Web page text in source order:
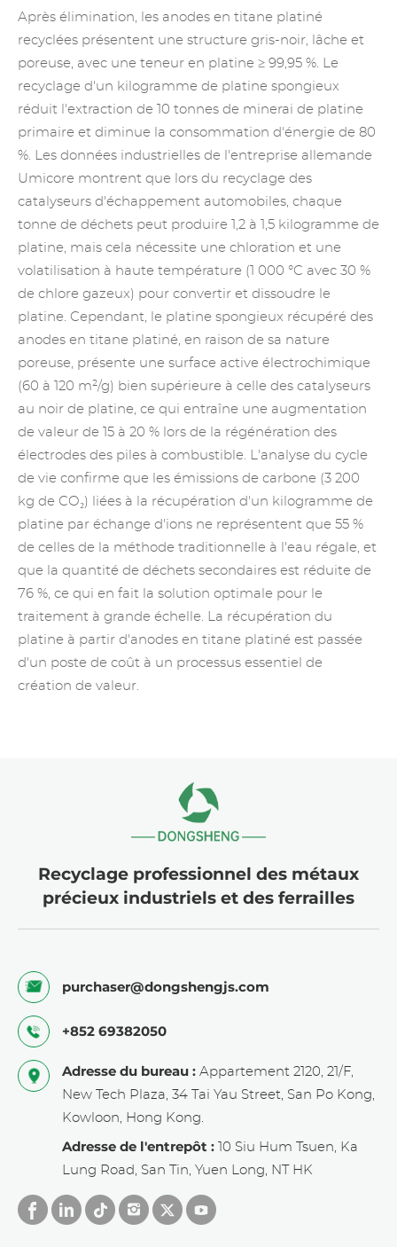
Après élimination, les anodes en titane platiné
recyclées présentent une structure gris-noir, lâche et
poreuse, avec une teneur en platine ≥ 99,95 %. Le
recyclage d'un kilogramme de platine spongieux
réduit l'extraction de 10 tonnes de minerai de platine
primaire et diminue la consommation d'énergie de 80
%. Les données industrielles de l'entreprise allemande
Umicore montrent que lors du recyclage des
catalyseurs d'échappement automobiles, chaque
tonne de déchets peut produire 1,2 à 1,5 kilogramme de
platine, mais cela nécessite une chloration et une
volatilisation à haute température (1 000 °C avec 30 %
de chlore gazeux) pour convertir et dissoudre le
platine. Cependant, le platine spongieux récupéré des
anodes en titane platiné, en raison de sa nature
poreuse, présente une surface active électrochimique
(60 à 120 m²/g) bien supérieure à celle des catalyseurs
au noir de platine, ce qui entraîne une augmentation
de valeur de 15 à 20 % lors de la régénération des
électrodes des piles à combustible. L'analyse du cycle
de vie confirme que les émissions de carbone (3 200
kg de CO₂) liées à la récupération d'un kilogramme de
platine par échange d'ions ne représentent que 55 %
de celles de la méthode traditionnelle à l'eau régale, et
que la quantité de déchets secondaires est réduite de
76 %, ce qui en fait la solution optimale pour le
traitement à grande échelle. La récupération du
platine à partir d'anodes en titane platiné est passée
d'un poste de coût à un processus essentiel de
création de valeur.
Recyclage professionnel des métaux
précieux industriels et des ferrailles
purchaser@dongshengjs.com
+852 69382050
Adresse du bureau : Appartement 2120, 21/F,
New Tech Plaza, 34 Tai Yau Street, San Po Kong,
Kowloon, Hong Kong.
Adresse de l'entrepôt : 10 Siu Hum Tsuen, Ka
Lung Road, San Tin, Yuen Long, NT HK